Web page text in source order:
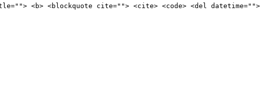
<b> <blockquote cite=""> <cite> <code> <del datetime="">